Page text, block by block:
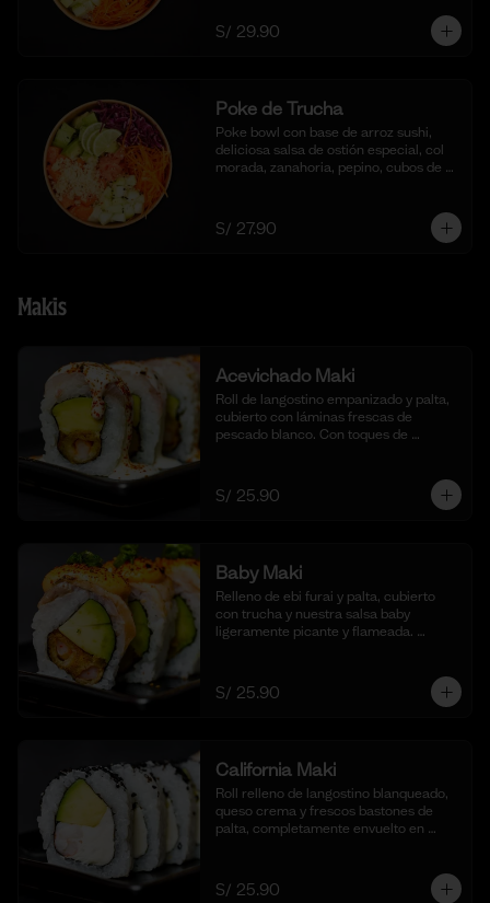
S/ 29.90
Poke de Trucha
Poke bowl con base de arroz sushi,
deliciosa salsa de ostión especial, col
morada, zanahoria, pepino, cubos de
S/ 27.90
Makis
Acevichado Maki
Roll de langostino empanizado y palta,
cubierto con láminas frescas de
pescado blanco. Con toques de
acevichada. (10 cortes).
S/ 25.90
Baby Maki
Relleno de ebi furai y palta, cubierto
con trucha y nuestra salsa baby
ligeramente picante y flameada.
S/ 25.90
California Maki
Roll relleno de langostino blanqueado,
queso crema y frescos bastones de
palta, completamente envuelto en
salsa shoyu. (10 cortes).
S/ 25.90